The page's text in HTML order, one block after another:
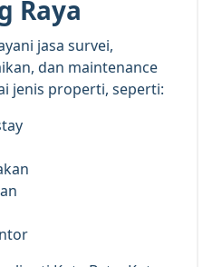
Raya
jasa survei,
dan maintenance
jenis properti, seperti: